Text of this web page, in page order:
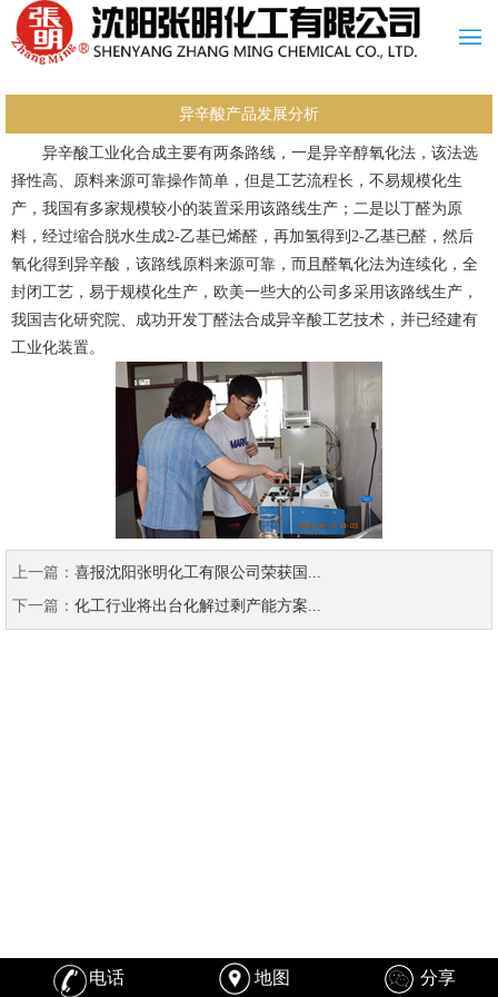
异辛酸产品发展分析
异辛酸工业化合成主要有两条路线，一是异辛醇氧化法，该法选
择性高、原料来源可靠操作简单，但是工艺流程长，不易规模化生
产，我国有多家规模较小的装置采用该路线生产；二是以丁醛为原
料，经过缩合脱水生成2-乙基已烯醛，再加氢得到2-乙基已醛，然后
氧化得到异辛酸，该路线原料来源可靠，而且醛氧化法为连续化，全
封闭工艺，易于规模化生产，欧美一些大的公司多采用该路线生产，
我国吉化研究院、成功开发丁醛法合成异辛酸工艺技术，并已经建有
工业化装置。
上一篇： 喜报沈阳张明化工有限公司荣获国...
下一篇： 化工行业将出台化解过剩产能方案...
电话 地图 分享